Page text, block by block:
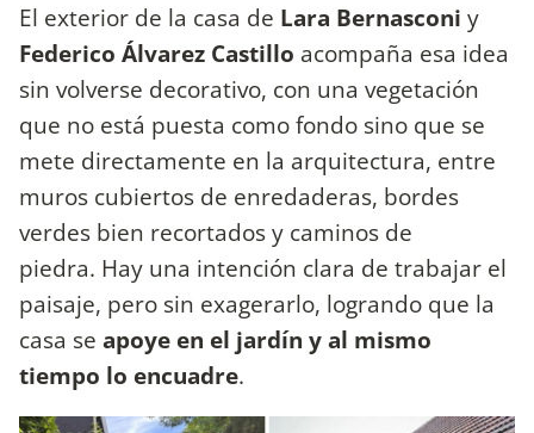
El exterior de la casa de Lara Bernasconi y
Federico Álvarez Castillo acompaña esa idea
sin volverse decorativo, con una vegetación
que no está puesta como fondo sino que se
mete directamente en la arquitectura, entre
muros cubiertos de enredaderas, bordes
verdes bien recortados y caminos de
piedra. Hay una intención clara de trabajar el
paisaje, pero sin exagerarlo, logrando que la
casa se apoye en el jardín y al mismo
tiempo lo encuadre.